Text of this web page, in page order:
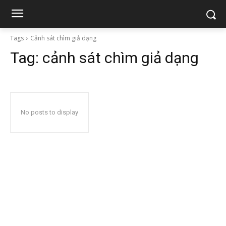
Tags Cảnh sát chìm giả dạng
Tag: cảnh sát chìm giả dạng
No posts to display